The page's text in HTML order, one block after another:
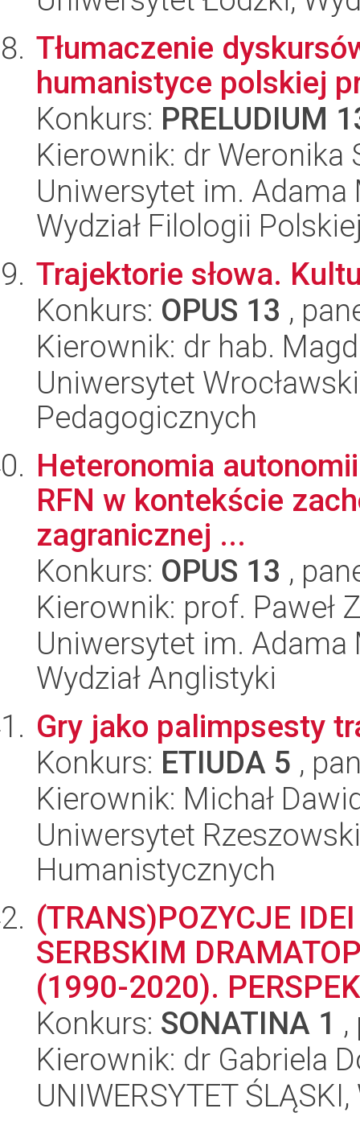
Tłumaczenie
humanistyce polskiej
Konkurs: PRELUDIUM
Kierownik: dr Weronika
Uniwersytet im.
Wydział Filologii
Trajektorie słowa.
Konkurs: OPUS 13 ,
Kierownik: dr hab.
Uniwersytet
Pedagogicznych
Heteronomia
RFN w kontekście
zagranicznej ...
Konkurs: OPUS 13 ,
Kierownik: prof. Paweł
Uniwersytet im.
Wydział Anglistyki
Gry jako palimpsesty
Konkurs: ETIUDA 5 ,
Kierownik: Michał
Uniwersytet
Humanistycznych
(TRANS)POZYCJE
SERBSKIM
(1990-2020).
Konkurs: SONATINA 1
Kierownik: dr Gabriela
UNIWERSYTET